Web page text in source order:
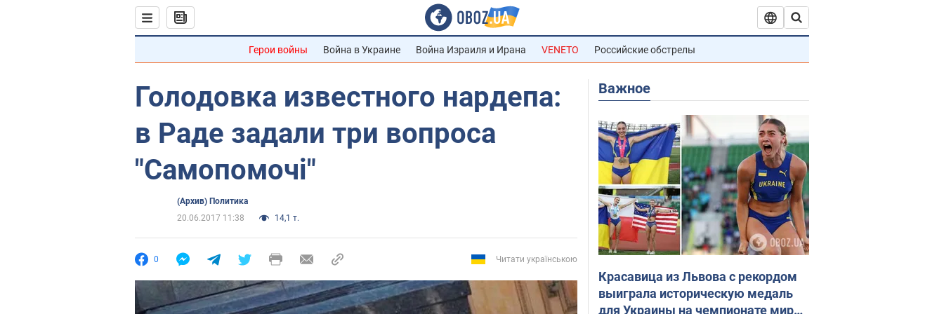
Герои войны Война в Украине Война Израиля и Ирана VENETO Российские обстрелы
Голодовка известного нардепа:
в Раде задали три вопроса
"Самопомочі"
(Архив) Политика
20.06.2017 11:38
14,1 т.
0 Читати українською
Важное
Красавица из Львова с рекордом
выиграла историческую медаль
для Украины на чемпионате мира